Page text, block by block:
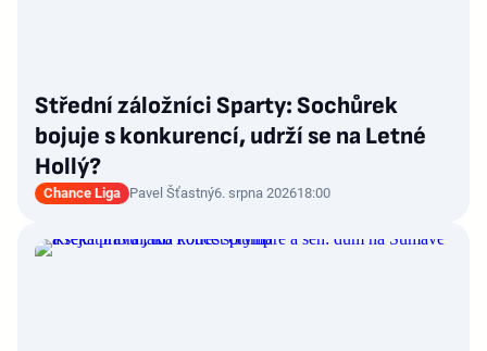
Střední záložníci Sparty: Sochůrek
bojuje s konkurencí, udrží se na Letné
Hollý?
Chance Liga Pavel Šťastný6. srpna 202618:00